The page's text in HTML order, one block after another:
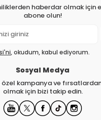
haberdar olmak için
abone olun!
, okudum, kabul ediyorum.
Sosyal Medya
özel kampanya ve
olmak için bizi takip edin.